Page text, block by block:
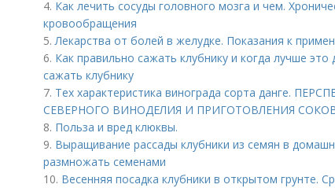
4. Как лечить сосуды головного мозга и чем.
кровообращения
5.Лекарства от болей в желудке. Показания к
6. Как правильно сажать клубнику и когда лучше
сажать клубнику
7. Тех характеристика винограда сорта данге.
CЕВЕРНОГО ВИНОДЕЛИЯ И ПРИГОТОВЛЕНИЯ
8. Польза и вред клюквы.
9. Выращивание рассады клубники из семян в
размножать семенами
10. Весенняя посадка клубники в открытом грунте.